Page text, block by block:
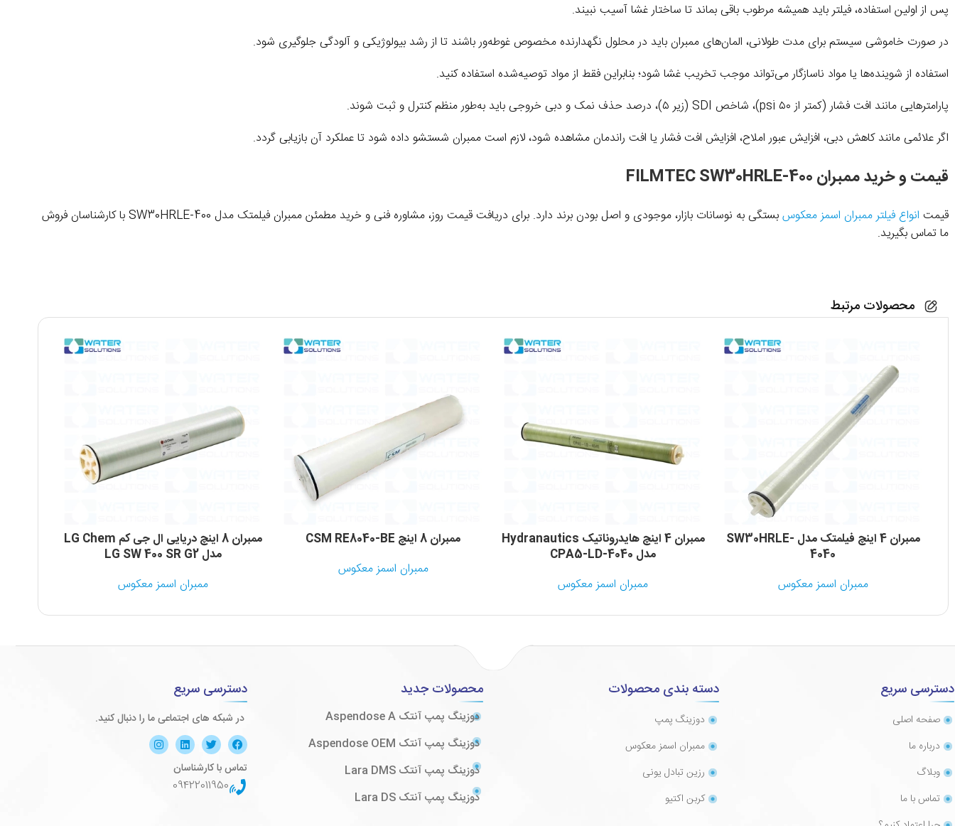
پس از اولین استفاده، فیلتر باید همیشه مرطوب باقی بماند تا ساختار غشا آسیب نبیند.
در صورت خاموشی سیستم برای مدت طولانی، المان‌های ممبران باید در محلول نگهدارنده مخصوص غوطه‌ور باشند تا از رشد بیولوژیکی و آلودگی جلوگیری شود.
استفاده از شوینده‌ها یا مواد ناسازگار می‌تواند موجب تخریب غشا شود؛ بنابراین فقط از مواد توصیه‌شده استفاده کنید.
پارامترهایی مانند افت فشار (کمتر از ۵۰ psi)، شاخص SDI (زیر ۵)، درصد حذف نمک و دبی خروجی باید به‌طور منظم کنترل و ثبت شوند.
اگر علائمی مانند کاهش دبی، افزایش عبور املاح، افزایش افت فشار یا افت راندمان مشاهده شود، لازم است ممبران شستشو داده شود تا عملکرد آن بازیابی گردد.
قیمت و خرید ممبران FILMTEC SW30HRLE-400
قیمت انواع فیلتر ممبران اسمز معکوس
بستگی به نوسانات بازار، موجودی و اصل بودن برند دارد. برای دریافت قیمت روز، مشاوره فنی و خرید مطمئن ممبران فیلمتک مدل SW30HRLE-400 با کارشناسان فروش
ما تماس بگیرید.
محصولات مرتبط
ممبران 4 اینچ فیلمتک مدل SW30HRLE-
4040
ممبران اسمز معکوس
ممبران 4 اینچ هایدروناتیک Hydranautics
مدل CPA5-LD-4040
ممبران اسمز معکوس
ممبران 8 اینچ CSM RE8040-BE
ممبران اسمز معکوس
ممبران 8 اینچ دریایی ال جی کم LG Chem
مدل LG SW 400 SR G2
ممبران اسمز معکوس
دسترسی سریع
صفحه اصلی
درباره ما
وبلاگ
تماس با ما
دسته بندی محصولات
دوزینگ پمپ
ممبران اسمز معکوس
رزین تبادل یونی
کربن اکتیو
محصولات جدید
دوزینگ پمپ آنتک Aspendose A
دوزینگ پمپ آنتک Aspendose OEM
دوزینگ پمپ آنتک Lara DMS
دوزینگ پمپ آنتک Lara DS
دسترسی سریع
در شبکه های اجتماعی ما را دنبال کنید.
تماس با کارشناسان
09422011950